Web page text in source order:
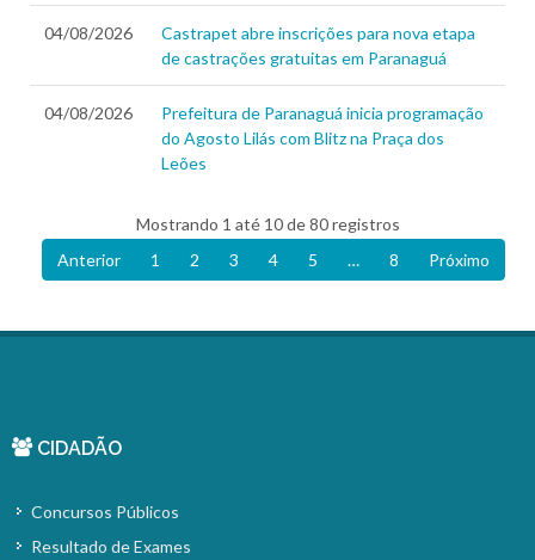
04/08/2026
Castrapet abre inscrições para nova etapa
de castrações gratuitas em Paranaguá
04/08/2026
Prefeitura de Paranaguá inicia programação
do Agosto Lilás com Blitz na Praça dos
Leões
Mostrando 1 até 10 de 80 registros
Anterior
1 2 3 4 5 … 8 Próximo
CIDADÃO
Concursos Públicos
Resultado de Exames